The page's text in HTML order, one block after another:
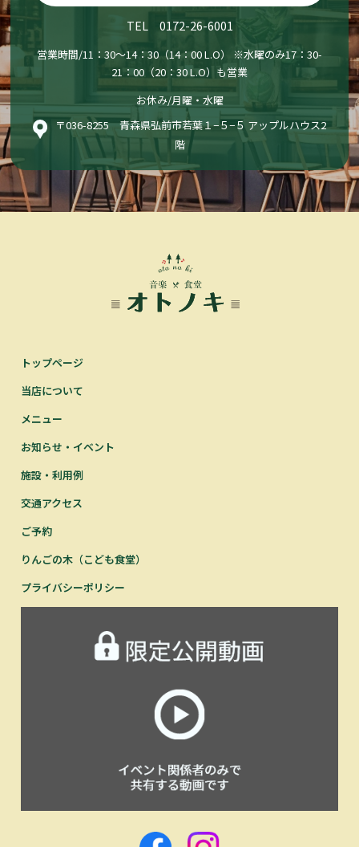
TEL 0172-26-6001
営業時間/11：30〜14：30（14：00 L.O） ※水曜のみ17：30-
21：00（20：30 L.O）も営業
お休み/月曜・水曜
〒036-8255 青森県弘前市若葉１−５−５ アップルハウス2
階
トップページ
当店について
メニュー
お知らせ・イベント
施設・利用例
交通アクセス
ご予約
りんごの木（こども食堂）
プライバシーポリシー